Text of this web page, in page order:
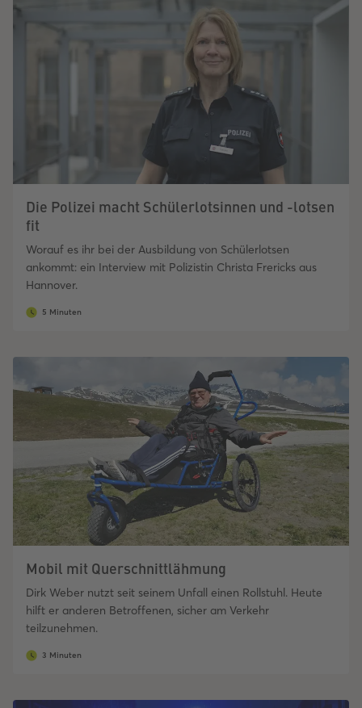
Die Polizei macht Schülerlotsinnen und -lotsen
fit
Worauf es ihr bei der Ausbildung von Schülerlotsen
ankommt: ein Interview mit Polizistin Christa Frericks aus
Hannover.
5 Minuten
Mobil mit Querschnittlähmung
Dirk Weber nutzt seit seinem Unfall einen Rollstuhl. Heute
hilft er anderen Betroffenen, sicher am Verkehr
teilzunehmen.
3 Minuten